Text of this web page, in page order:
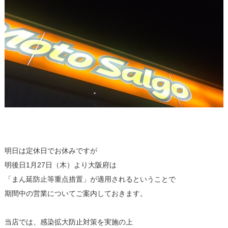
明日は定休日でお休みですが
明後日1月27日（木）より大阪府は
「まん延防止等重点措置」が適用されるということで
期間中の営業についてご案内しておきます。
当店では、感染拡大防止対策を実施の上